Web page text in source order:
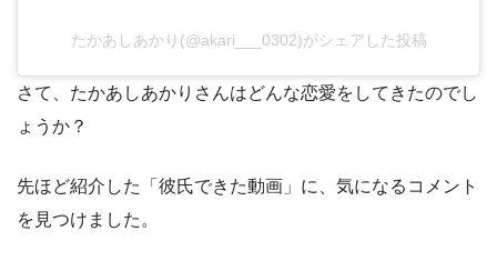
たかあしあかり(@akari___0302)がシェアした投稿
さて、たかあしあかりさんはどんな恋愛をしてきたのでし
ょうか？
先ほど紹介した「彼氏できた動画」に、気になるコメント
を見つけました。